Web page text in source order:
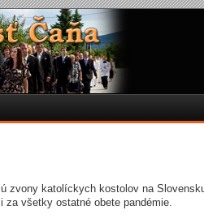
zvony katolíckych kostolov na
za všetky ostatné obete pandémie.